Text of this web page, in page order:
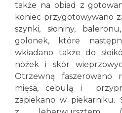
także na obiad z
koniec przygotowywano
szynki, słoniny,
golonek, które
wkładano także do
nóżek i skór
Otrzewną faszerowano
mięsa, cebulą i
zapiekano w piekarniku.